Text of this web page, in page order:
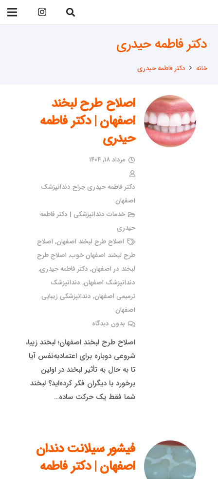
دکتر فاطمه حیدری
خانه دکتر فاطمه حیدری
اصلاح طرح لبخند
اصفهان | دکتر فاطمه
حیدری
مرداد ۱۸, ۱۴۰۴
دکتر فاطمه حیدری جراح دندانپزشک
اصفهان
خدمات دندانپزشکی | دکتر فاطمه
حیدری
اصلاح طرح لبخند اصفهان, اصلاح
طرح لبخند اصفهان خوب, اصلاح طرح
لبخند در اصفهان, دکتر فاطمه حیدری,
دندانپزشک اصفهان, دندانپزشک
ترمیمی اصفهان, دندانپزشکی زیبایی
اصفهان
بدون دیدگاه
اصلاح طرح لبخند اصفهان؛ لبخند زیبا،
شروعی دوباره برای اعتمادبه‌نفس آیا
تا به حال به تأثیر لبخند در اولین
برخورد با دیگران فکر کرده‌اید؟ لبخند
شما فقط یک حرکت ساده…
فیشور سیلانت دندان
اصفهان | دکتر فاطمه